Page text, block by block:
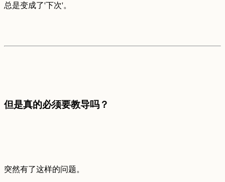
总是变成了'下次'。
但是真的必须要教导吗？
突然有了这样的问题。